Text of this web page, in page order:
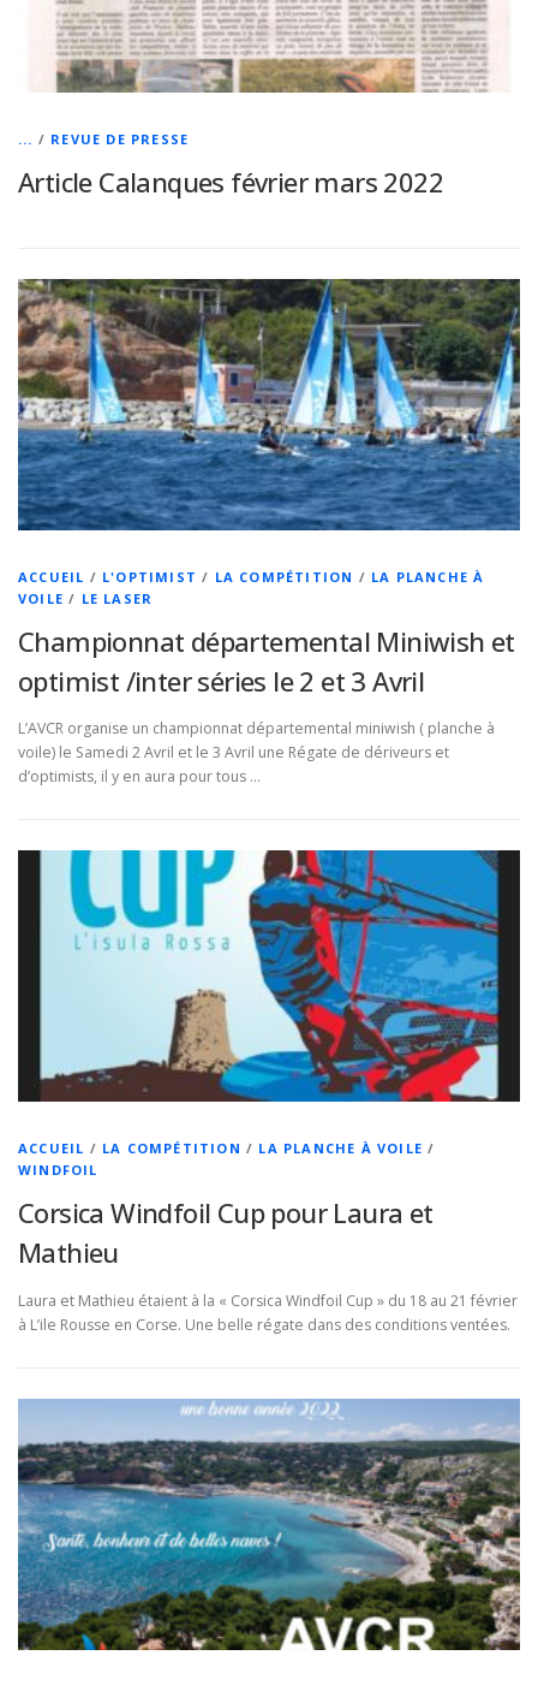
... / REVUE DE PRESSE
Article Calanques février mars 2022
ACCUEIL / L'OPTIMIST / LA COMPÉTITION / LA PLANCHE À
VOILE / LE LASER
Championnat départemental Miniwish et
optimist /inter séries le 2 et 3 Avril
L’AVCR organise un championnat départemental miniwish ( planche à
voile) le Samedi 2 Avril et le 3 Avril une Régate de dériveurs et
d’optimists, il y en aura pour tous …
ACCUEIL / LA COMPÉTITION / LA PLANCHE À VOILE /
WINDFOIL
Corsica Windfoil Cup pour Laura et
Mathieu
Laura et Mathieu étaient à la « Corsica Windfoil Cup » du 18 au 21 février
à L’ile Rousse en Corse. Une belle régate dans des conditions ventées.